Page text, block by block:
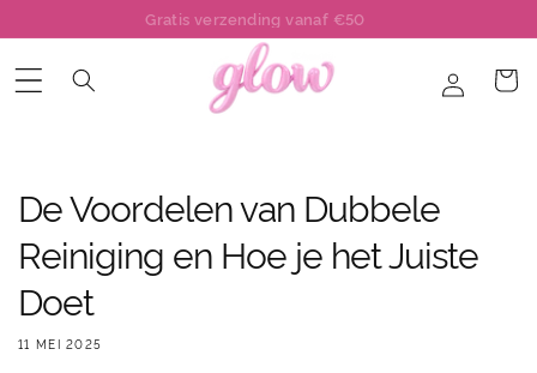
content
Gratis masker bij elke bestelling
Inloggen
De Voordelen van Dubbele
Reiniging en Hoe je het Juiste
Doet
11 MEI 2025